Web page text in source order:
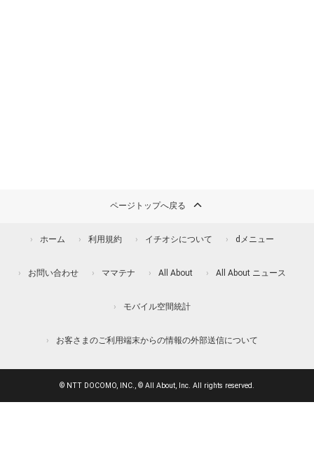
ページトップへ戻る
ホーム 利用規約 イチオシについて dメニュー
お問い合わせ ママテナ All About All About ニュース
モバイル空間統計
お客さまのご利用端末からの情報の外部送信について
© NTT DOCOMO, INC., © All About, Inc. All rights reserved.